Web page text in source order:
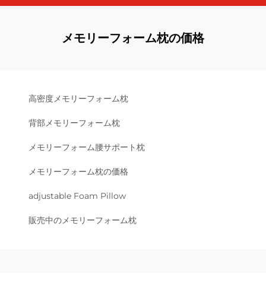
メモリーフォーム枕の価格
高密度メモリーフォーム枕
背部メモリーフォーム枕
メモリーフォーム腰サポート枕
メモリーフォーム枕の価格
adjustable Foam Pillow
販売中のメモリーフォーム枕